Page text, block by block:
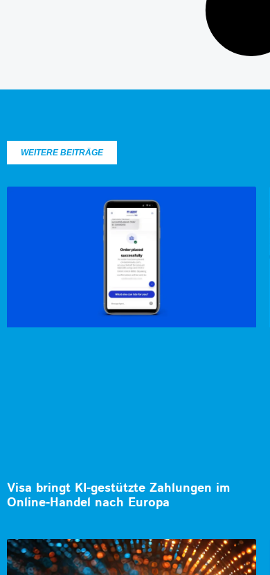
WEITERE BEITRÄGE
Visa bringt KI-gestützte Zahlungen im
Online-Handel nach Europa